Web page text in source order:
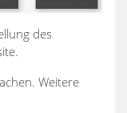
des
Weitere